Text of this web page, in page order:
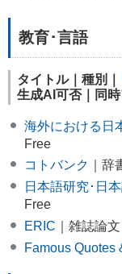
教育･言語
タイトル｜種別｜
生成AI可否｜同
海外における日
Free
コトバンク
｜
日本語研究･日
Free
ERIC ｜雑誌論
Famous Quotes